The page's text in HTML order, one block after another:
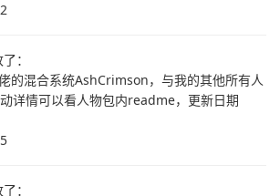
：
的混合系统AshCrimson，与我的其他所有人
详情可以看人物包内readme，更新日期
：